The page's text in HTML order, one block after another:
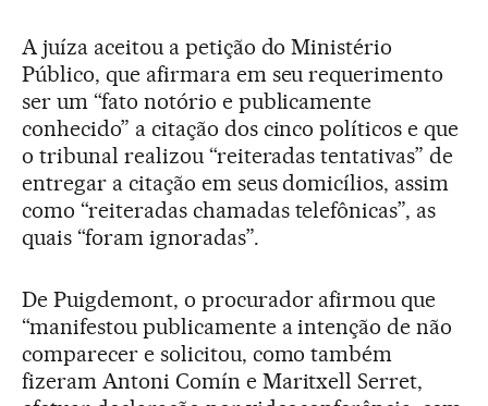
A juíza aceitou a petição do Ministério
Público, que afirmara em seu requerimento
ser um “fato notório e publicamente
conhecido” a citação dos cinco políticos e que
o tribunal realizou “reiteradas tentativas” de
entregar a citação em seus domicílios, assim
como “reiteradas chamadas telefônicas”, as
quais “foram ignoradas”.
De Puigdemont, o procurador afirmou que
“manifestou publicamente a intenção de não
comparecer e solicitou, como também
fizeram Antoni Comín e Maritxell Serret,